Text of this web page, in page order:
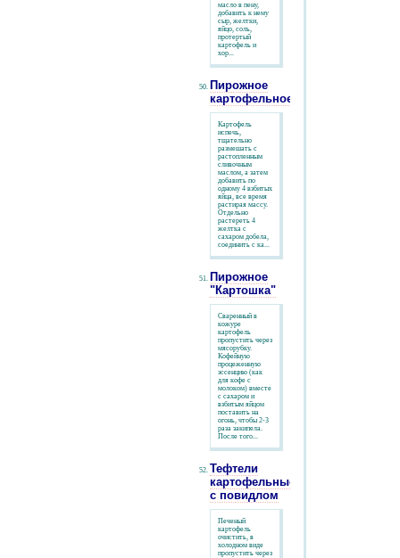
масло в пену,
добавить к нему
сыр, желтки,
яйцо, соль,
протертый
картофель и
хор...
Пирожное
картофельное
Картофель
испечь,
тщательно
размешать с
растопленным
сливочным
маслом, а затем
добавить по
одному 4 взбитых
яйца, все время
растирая массу.
Отдельно
растереть 4
желтка с
сахаром добела,
соединить с ка...
Пирожное
"Картошка"
Сваренный в
кожуре
картофель
пропустить через
мясорубку.
Кофейную
процеженную
эссенцию (как
для кофе с
молоком) вместе
с сахаром и
взбитым яйцом
поставить на
огонь, чтобы 2-3
раза закипела.
После того...
Тефтели
картофельные
с повидлом
Печеный
картофель
очистить, в
холодном виде
пропустить через